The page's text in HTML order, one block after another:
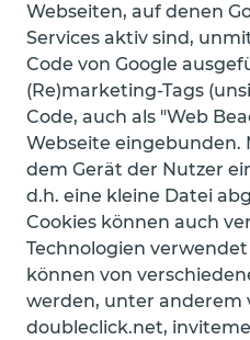
Webseiten, auf denen
Services aktiv sind,
Code von Google
(Re)marketing-Tags
Code, auch als "Web
Webseite eingebunden.
dem Gerät der Nutzer
d.h. eine kleine Datei
Cookies können auch
Technologien
können von
werden, unter anderem
doubleclick.net,